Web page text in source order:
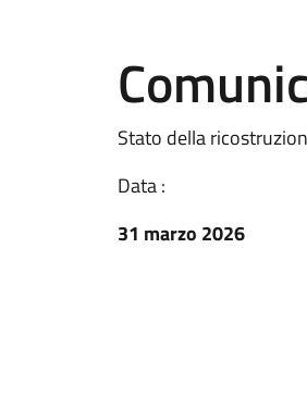
Stato della
Data :
31 marzo 2026